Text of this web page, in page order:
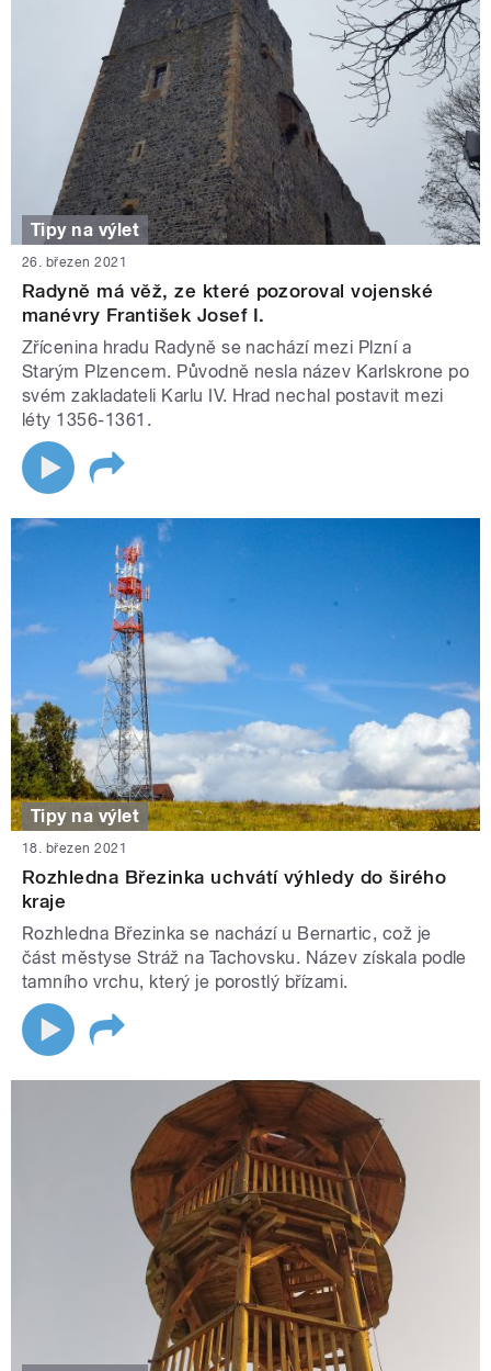
Tipy na výlet
26. březen 2021
Radyně má věž, ze které pozoroval vojenské
manévry František Josef I.
Zřícenina hradu Radyně se nachází mezi Plzní a
Starým Plzencem. Původně nesla název Karlskrone po
svém zakladateli Karlu IV. Hrad nechal postavit mezi
léty 1356-1361.
Tipy na výlet
18. březen 2021
Rozhledna Březinka uchvátí výhledy do širého
kraje
Rozhledna Březinka se nachází u Bernartic, což je
část městyse Stráž na Tachovsku. Název získala podle
tamního vrchu, který je porostlý břízami.